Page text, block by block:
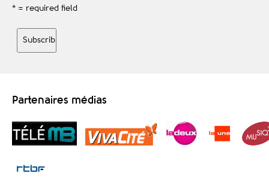
* = required field
Partenaires médias